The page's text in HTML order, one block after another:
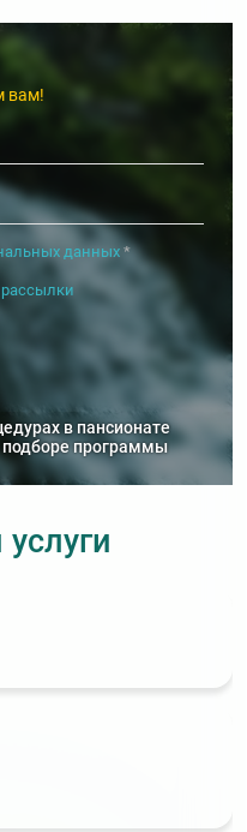
в пансионате
программы
вам!
данных *